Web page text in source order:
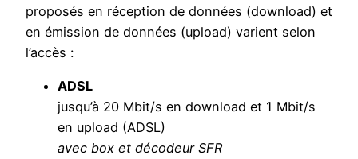
proposés en réception de données (download) et
en émission de données (upload) varient selon
l’accès :
ADSL
jusqu’à 20 Mbit/s en download et 1 Mbit/s
en upload (ADSL)
avec box et décodeur SFR